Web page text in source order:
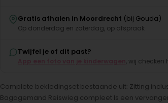
Gratis afhalen in Moordrecht (bij Gouda)
Op donderdag en zaterdag, op afspraak
Twijfel je of dit past?
, wij checken
Complete bekledingset bestaande uit: Zitting
Bagagemand Reiswieg compleet Is een